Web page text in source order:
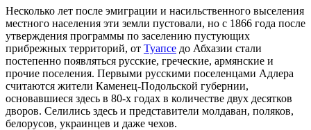
Несколько лет после эмиграции и насильственного выселения
местного населения эти земли пустовали, но с 1866 года после
утверждения программы по заселению пустующих
прибрежных территорий, от Туапсе до Абхазии стали
постепенно появляться русские, греческие, армянские и
прочие поселения. Первыми русскими поселенцами Адлера
считаются жители Каменец-Подольской губернии,
основавшиеся здесь в 80-х годах в количестве двух десятков
дворов. Селились здесь и представители молдаван, поляков,
белорусов, украинцев и даже чехов.